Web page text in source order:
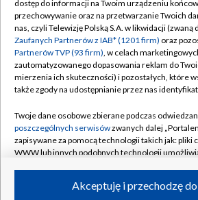
Abonament TVP
Emisja w TVP
Centrum informacji TVP
Naziemna Telewizja Cyfrowa
Rada Programowa
System NOS
Informacje o nadawcy
Program dla prasy
Regulamin TVP
Polityka
Moje zgody
Pomoc
Kontakt
Kanały
dostęp do informacji na Twoim urządzeniu
przechowywanie oraz na przetwarzanie Twoich
nas, czyli Telewizję Polską S.A. w likwidacji (zwaną
Zaufanych Partnerów z IAB* (1201 firm) oraz
Partnerów TVP (93 firm), w celach
zautomatyzowanego dopasowania reklam do
mierzenia ich skuteczności) i pozostałych, które
także zgody na udostępnianie przez nas
Twoje dane osobowe zbierane podczas
poszczególnych serwisówzwanych dalej
zapisywane za pomocą technologii takich jak: pliki
WWW lub innych podobnych technologii
ruchu w Internecie.Akceptuję i przechodzę